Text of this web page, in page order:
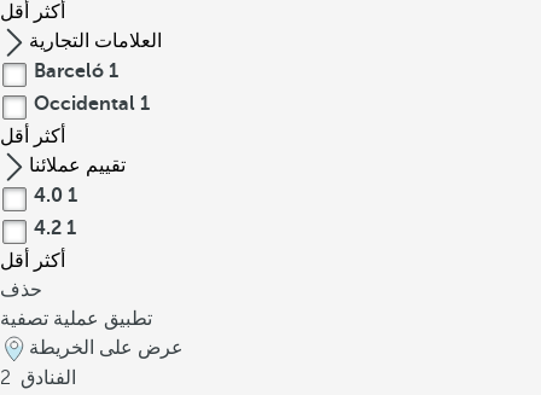
أكثر
أقل
العلامات التجارية
Barceló 1
Occidental 1
أكثر
أقل
تقييم عملائنا
4.0 1
4.2 1
أكثر
أقل
حذف
تطبيق عملية تصفية
عرض على الخريطة
2 الفنادق